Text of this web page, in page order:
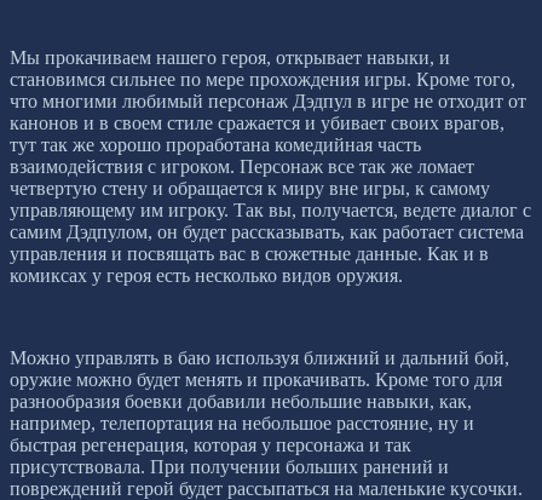
Мы прокачиваем нашего героя, открывает навыки, и
становимся сильнее по мере прохождения игры. Кроме того,
что многими любимый персонаж Дэдпул в игре не отходит от
канонов и в своем стиле сражается и убивает своих врагов,
тут так же хорошо проработана комедийная часть
взаимодействия с игроком. Персонаж все так же ломает
четвертую стену и обращается к миру вне игры, к самому
управляющему им игроку. Так вы, получается, ведете диалог с
самим Дэдпулом, он будет рассказывать, как работает система
управления и посвящать вас в сюжетные данные. Как и в
комиксах у героя есть несколько видов оружия.
Можно управлять в баю используя ближний и дальний бой,
оружие можно будет менять и прокачивать. Кроме того для
разнообразия боевки добавили небольшие навыки, как,
например, телепортация на небольшое расстояние, ну и
быстрая регенерация, которая у персонажа и так
присутствовала. При получении больших ранений и
повреждений герой будет рассыпаться на маленькие кусочки.